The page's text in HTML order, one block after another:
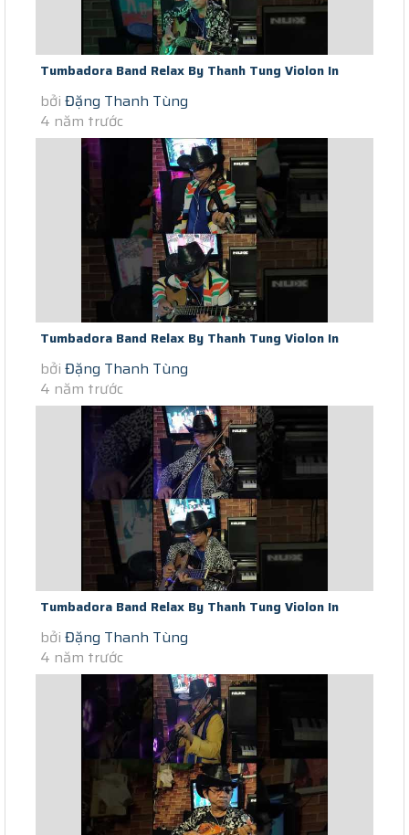
Tumbadora Band Relax By Thanh Tung Violon In
Saigon Social Distance Lemon...
bởi Đặng Thanh Tùng
4 năm trước
Tumbadora Band Relax By Thanh Tung Violon In
Saigon Social Distance Comme...
bởi Đặng Thanh Tùng
4 năm trước
Tumbadora Band Relax By Thanh Tung Violon In
Saigon Social Distance Paroles...
bởi Đặng Thanh Tùng
4 năm trước